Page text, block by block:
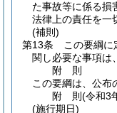
た事故等に係る損
法律上の責任を一
(補則)
第13条
この要綱
関し必要な事項は
附 則
この要綱は、公布
附 則(令和3
(施行期日)